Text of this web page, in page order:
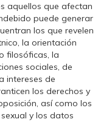
aquellos que afectan
puede generar
los que revelen
la orientación
filosóficas, la
sociales, de
intereses de
los derechos y
así como los
y los datos